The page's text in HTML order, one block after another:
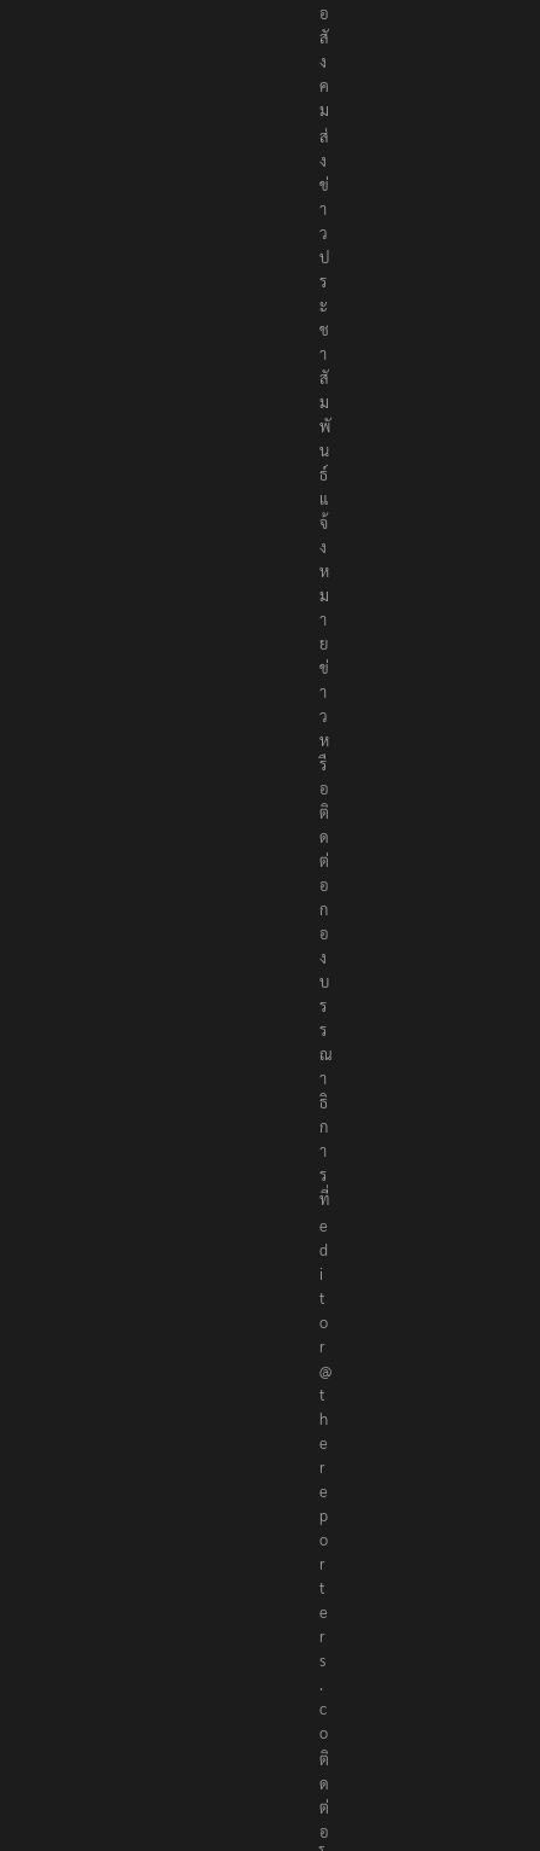
พื่
อ
สั
ง
ค
ม
ส่
ง
ข่
า
ว
ป
ร
ะ
ช
า
สั
ม
พั
น
ธ์
แ
จ้
ง
ห
ม
า
ย
ข่
า
ว
ห
รื
อ
ติ
ด
ต่
อ
ก
อ
ง
บ
ร
ร
ณ
า
ธิ
ก
า
ร
ที่
e
d
i
t
o
r
@
t
h
e
r
e
p
o
r
t
e
r
s
.
c
o
ติ
ด
ต่